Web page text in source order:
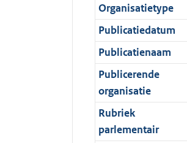
Organisatietype
Publicatiedatum
Publicatienaam
Publicerende
organisatie
Rubriek
parlementair